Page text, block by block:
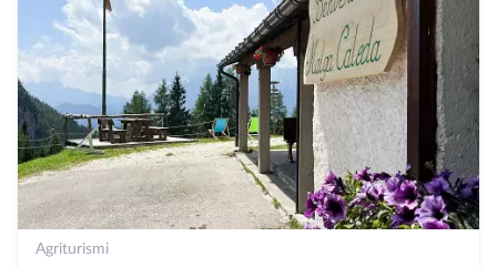
Agriturismi